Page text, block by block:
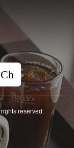
reserved.